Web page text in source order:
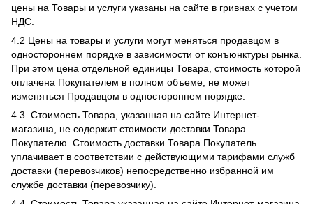
цены на Товары и услуги указаны на сайте в гривнах с учетом
НДС.
4.2 Цены на товары и услуги могут меняться продавцом в
одностороннем порядке в зависимости от конъюнктуры рынка.
При этом цена отдельной единицы Товара, стоимость которой
оплачена Покупателем в полном объеме, не может
изменяться Продавцом в одностороннем порядке.
4.3. Стоимость Товара, указанная на сайте Интернет-
магазина, не содержит стоимости доставки Товара
Покупателю. Стоимость доставки Товара Покупатель
уплачивает в соответствии с действующими тарифами служб
доставки (перевозчиков) непосредственно избранной им
службе доставки (перевозчику).